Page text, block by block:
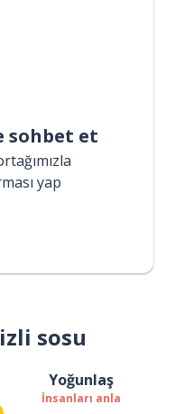
sohbet et
yap
sosu
Yoğunlaş
İnsanları anla